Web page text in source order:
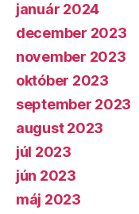
január 2024
december 2023
november 2023
október 2023
september 2023
august 2023
júl 2023
jún 2023
máj 2023